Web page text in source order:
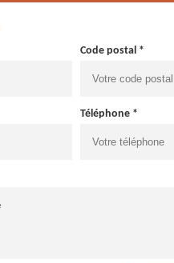
Code postal *
Téléphone *